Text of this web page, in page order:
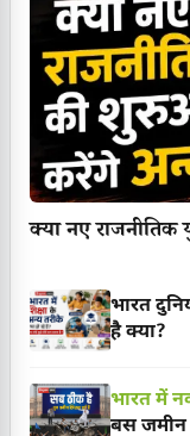
क्या नए
भारत
है क्या?
भारत में
बस जमीन